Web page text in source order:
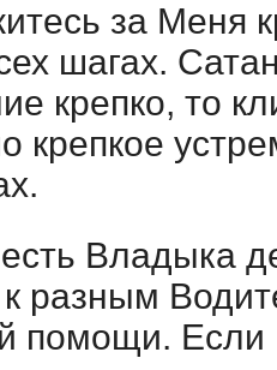
за Меня
шагах.
крепко, то
крепкое
Владыка
разным
помощи. Если